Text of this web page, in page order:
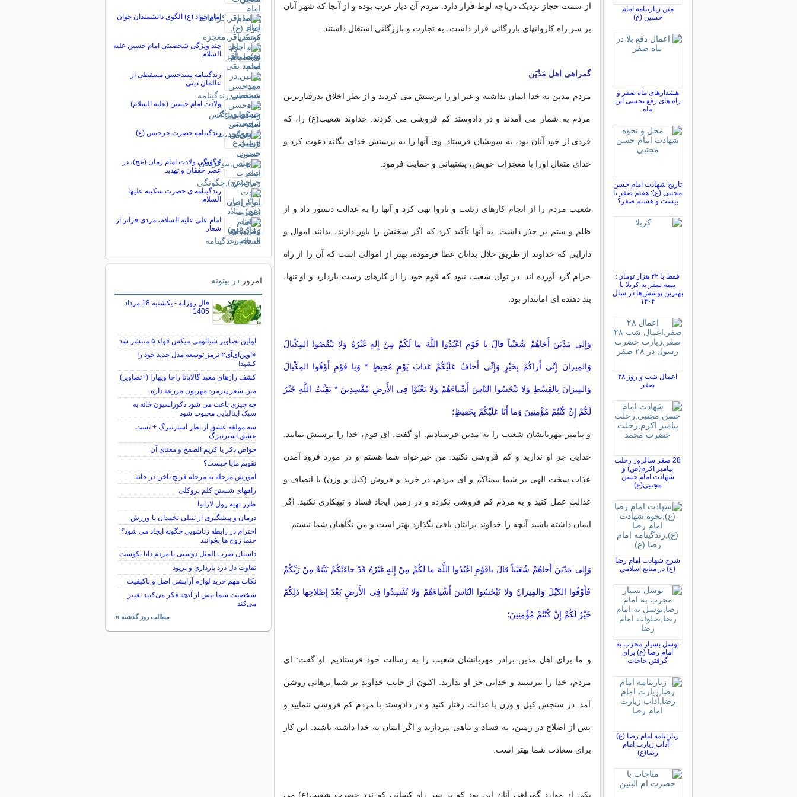
از سمت حجاز نزدیک دریاچه لوط قرار دارد. مردم آن دیار عرب بوده و از آنجا که شهر آنان
بر سر راه کاروان‏هاى بازرگانى قرار داشت، به تجارت و بازرگانى اشتغال داشتند.
گمراهى اهل مَدْیَن
مردم مدین به خدا ایمان نداشته و غیر او را پرستش مى‏ کردند و از نظر اخلاق بدرفتارترین
مردم به شمار مى ‏آمدند و در دادوستد کم فروشى مى‏ کردند. خداوند شعیب(ع) را، که
فردى از خود آنان بود، به سویشان فرستاد. وى آنها را به پرستش خداى یگانه دعوت کرد و
خداى متعال اورا با معجزات خویش، پشتیبانى و حمایت فرمود.
شعیب مردم را از انجام کارهاى زشت و ناروا نهى کرد و آنها را به عدالت دستور داد و از
ظلم و ستم بر حذر داشت. به آنها تأکید کرد که اگر سخنش را باور دارند، بدانند اموال و
دارایى که خداوند از طریق حلال بدانان عطا فرموده، بهتر از اموالى است که آن را از راه
حرام گرد آورده‏ اند. در توان شعیب نبود که قوم خود را از کارهاى زشت بازدارد و او تنها،
پند دهنده ‏اى امانت‏دار بود.
وَإِلى‏ مَدْیَنَ أَخاهُمْ شُعَیْباً قالَ یا قَوْمِ اعْبُدُوا اللَّهَ ما لَکُمْ مِنْ إِلهٍ غَیْرُهُ وَلا تَنْقُصُوا المِکْیالَ
وَالمِیزانَ إِنِّى أَراکُمْ بِخَیْرٍ وَإِنِّى أَخافُ عَلَیْکُمْ عَذابَ یَوْمٍ مُحِیطٍ * وَیا قَوْمِ أَوْفُوا المِکْیالَ
وَالمِیزانَ بِالقِسْطِ وَلا تَبْخَسُوا النّاسَ أَشْیاءَهُمْ وَلا تَعْثَوْا فِى الأَرضِ مُفْسِدِینَ * بَقِیَّتُ اللَّهِ خَیْرٌ
لَکُمْ إِنْ کُنْتُمْ مُؤْمِنِینَ وَما أَنَا عَلَیْکُمْ بِحَفِیظٍ؛
و پیامبر مهربانشان شعیب را به مدین فرستادیم. او گفت: اى قوم، خدا را پرستش نمایید.
خدایى جز او ندارید و کم فروشى نکنید. من خیرخواه شما هستم و در مورد فرود آمدن
عذاب سخت الهى بر شما بیمناکم و اى مردم، در خرید و فروش (کیل و وزن) با انصاف و
عدالت عمل کنید و به مردم کم فروشى نکرده و در زمین ایجاد فساد و تبهکارى نکنید. اگر
ایمان داشته باشید آنچه را خداوند برایتان باقى بگذارد بهتر است و من نگاهبان شما نیستم.
وَإِلى‏ مَدْیَنَ أَخاهُمْ شُعَیْباً قالَ یاقَوْمِ اعْبُدُوا اللَّهَ ما لَکُمْ مِنْ إِلهٍ غَیْرُهُ قَدْ جاءَتْکُمْ بَیِّنَةٌ مِنْ رَبِّکُمْ
فَأَوْفُوا الکَیْلَ وَالمِیزانَ وَلا تَبْخَسُوا النّاسَ أَشْیاءَهُمْ وَلا تُفْسِدُوا فِى الأَرضِ بَعْدَ إِصْلاحِها ذلِکُمْ
خَیْرٌ لَکُمْ إِنْ کُنْتُمْ مُؤْمِنِینَ؛
و ما براى اهل مدین برادر مهربانشان شعیب را به رسالت خود فرستادیم. او گفت: اى‏
مردم، خدا را بپرستید و خدایى جز او ندارید. اکنون از جانب خداوند بر شما برهانى روشن
آمد. در سنجش کیل و وزن با عدالت رفتار کنید و در دادوستد با مردم کم ‏فروشى ننمایید و
پس از اصلاح در زمین، به فساد و تباهى نپردازید و اگر ایمان به خدا داشته باشید. این کار
براى سعادت شما بهتر است.
یکى از موارد گمراهى آنان این بود که بر سر راه کسانى که نزد حضرت شعیب(ع) مى
متن زیارتنامه امام
حسین (ع)
هشدارهای ماه صفر و
راه های رفع نحسی این
ماه
تاریخ شهادت امام حسن
مجتبی (ع): هفتم صفر یا
بیست و هشتم صفر؟
فقط با ۲۲ هزار تومان؛
بیمه سفر به کربلا با
بهترین پوشش‌ها در سال
۱۴۰۴
اعمال شب و روز ۲۸
صفر
28 صفر سالروز رحلت
پیامبر اکرم(ص) و
شهادت امام حسن
مجتبی(ع)
شرح شهادت امام رضا
(ع) در منابع اسلامي
توسل بسیار مجرب به
امام رضا (ع) برای
گرفتن حاجات
زیارتنامه امام رضا (ع)
+آداب زیارت امام
رضا(ع)
امام جواد (ع) الگوى دانشمندان جوان
چند ویژگی شخصیتی امام حسین علیه
السلام
زندگینامه سیدحسن مسقطی از
عالمان دینی
ولادت امام حسين (عليه السلام)
زندگینامه حضرت جرجیس (ع)
چگونگی ولادت امام زمان (عج)، در
عصر خفقان و تهدید
زندگینامه ی حضرت سکینه علیها
السلام
امام علی علیه السلام، مردی فراتر از
شعار
امروز در بیتوته
فال روزانه - یکشنبه 18 مرداد
1405
اولین تصاویر شیائومی میکس فولد ۵ منتشر شد
«اوپن‌ای‌آی» ترمز توسعه مدل جدید خود را
کشید!
کشف رازهای معبد گالاپاتا راجا ویهارا (+تصاویر)
متن شعر پیرمرد مهربون مزرعه داره
چه چیزی باعث می شود دکوراسیون خانه به
سبک ایتالیایی محبوب شود
سه مولفه عشق از نظر استرنبرگ + تست
عشق استرنبرگ
خواص ذکر یا کریم الصفح و معنای آن
تقویم مایا چیست؟
آموزش مرحله به مرحله فرنچ ناخن در خانه
راههای شستن کلم بروکلی
طرز تهیه رول لازانیا
درمان و پیشگیری از تنبلی تخمدان با ورزش
احترام در رابطه زناشویی چگونه ایجاد می شود؟
حتما زوج ها بخوانند
داستان ضرب المثل دوستی با مردم دانا نكوست
تفاوت دل درد بارداری و پریود
نکات مهم خرید لوازم آرایشی اصل و باکیفیت
شخصیت شما بیش از آنچه فکر می‌کنید تغییر
می‌کند
مطالب روز گذشته »